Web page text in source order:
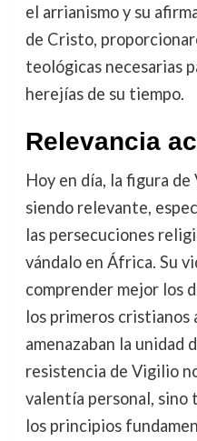
el arrianismo y su
de Cristo,
teológicas necesarias
herejías de su tiempo.
Relevancia
Hoy en día, la figura
siendo relevante,
las persecuciones
vándalo en África. Su
comprender mejor los
los primeros cristianos
amenazaban la unidad
resistencia de Vigilio
valentía personal, sino
los principios